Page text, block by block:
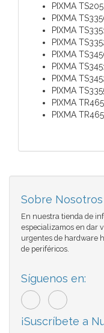
PIXMA TS205
PIXMA
PIXMA
PIXMA
PIXMA
PIXMA
PIXMA
PIXMA
PIXMA
PIXMA
Sobre Nosotros
En nuestra tienda de
especializamos en dar
urgentes de hardware
de periféricos.
Síguenos en:
¡Suscríbete a